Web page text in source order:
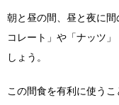
朝と昼の間、昼と夜に
コレート」や「ナッツ
しょう。
この間食を有利に使う